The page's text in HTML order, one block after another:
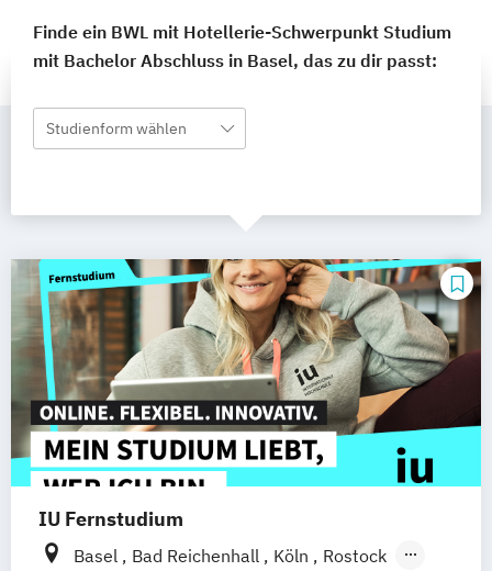
Finde ein BWL mit Hotellerie-Schwerpunkt Studium
mit Bachelor Abschluss in Basel, das zu dir passt:
Studienform wählen
IU Fernstudium
Basel Bad Reichenhall Köln
Rostock